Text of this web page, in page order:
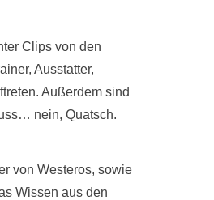
Clips von den
Ausstatter,
Außerdem sind
nein, Quatsch.
von Westeros, sowie
Wissen aus den